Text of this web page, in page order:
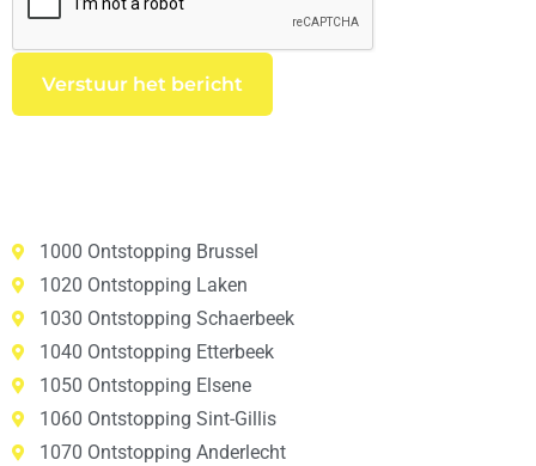
1000 Ontstopping Brussel
1020 Ontstopping Laken
1030 Ontstopping Schaerbeek
1040 Ontstopping Etterbeek
1050 Ontstopping Elsene
1060 Ontstopping Sint-Gillis
1070 Ontstopping Anderlecht